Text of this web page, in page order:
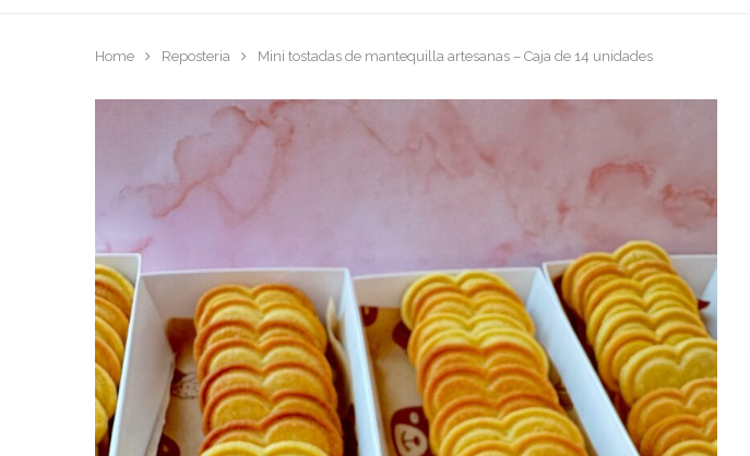
Home Reposteria Mini tostadas de mantequilla artesanas – Caja de 14 unidades